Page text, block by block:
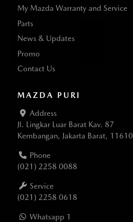
My Mazda Warranty and Service
Parts
News & Updates
Promo
Contact Us
MAZDA PURI
Address
Jl. Lingkar Luar Barat Kav. 87
Kembangan, Jakarta Barat, 11610
Phone
(021) 2258 0088
Service
(021) 2258 0618
Whatsapp 1